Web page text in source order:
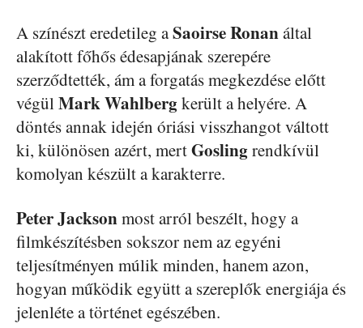
A színészt eredetileg aSaoirse Ronanáltal
alakított főhős édesapjának szerepére
szerződtették, ám a forgatás megkezdése előtt
végülMark Wahlbergkerült a helyére. A
döntés annak idején óriási visszhangot váltott
ki, különösen azért, mertGoslingrendkívül
komolyan készült a karakterre.
Peter Jacksonmost arról beszélt, hogy a
filmkészítésben sokszor nem az egyéni
teljesítményen múlik minden, hanem azon,
hogyan működik együtt a szereplők energiája és
jelenléte a történet egészében.